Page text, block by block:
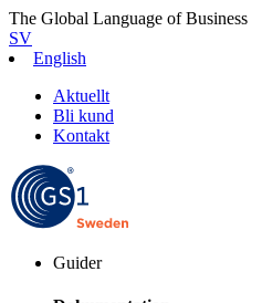
The Global Language of Business
SV
English
Aktuellt
Bli kund
Kontakt
Guider